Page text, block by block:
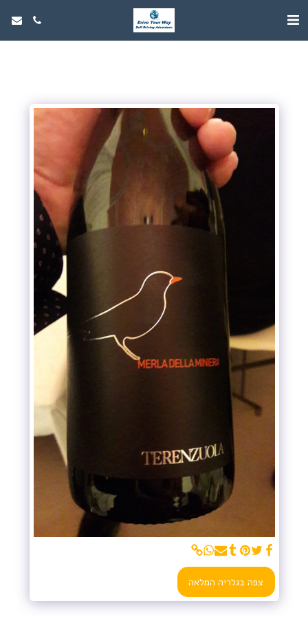
צפה בגלריה המלאה